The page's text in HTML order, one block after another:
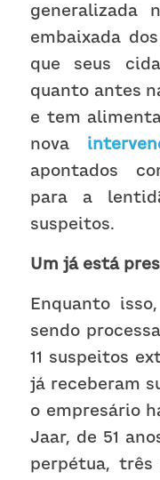
generalizada
embaixada
que seus
quanto antes
e tem
nova
apontados
para a
suspeitos.
Um já está
Enquanto
sendo
11 suspeitos
já receberam
o empresário
Jaar, de 51
perpétua, três